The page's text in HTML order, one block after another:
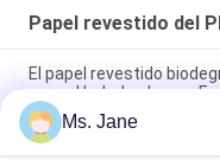
Papel revestido del
El papel revestido
para el helado ahueca
papel sintético no
para el material de
Ms. Jane